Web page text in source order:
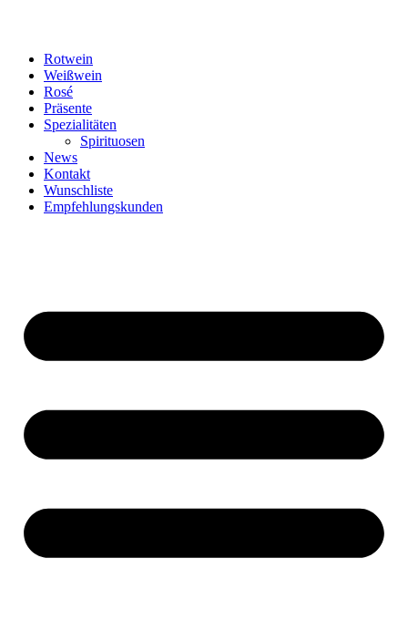
Rotwein
Weißwein
Rosé
Präsente
Spezialitäten
Spirituosen
News
Kontakt
Wunschliste
Empfehlungskunden